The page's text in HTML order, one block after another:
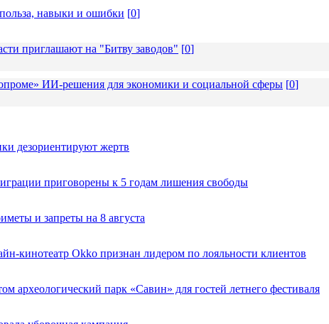
навыки и ошибки [0]
приглашают на "Битву заводов" [0]
ИИ-решения для экономики и социальной сферы [0]
дезориентируют жертв
приговорены к 5 годам лишения свободы
и запреты на 8 августа
кинотеатр Okko признан лидером по лояльности клиентов
археологический парк «Савин» для гостей летнего фестиваля